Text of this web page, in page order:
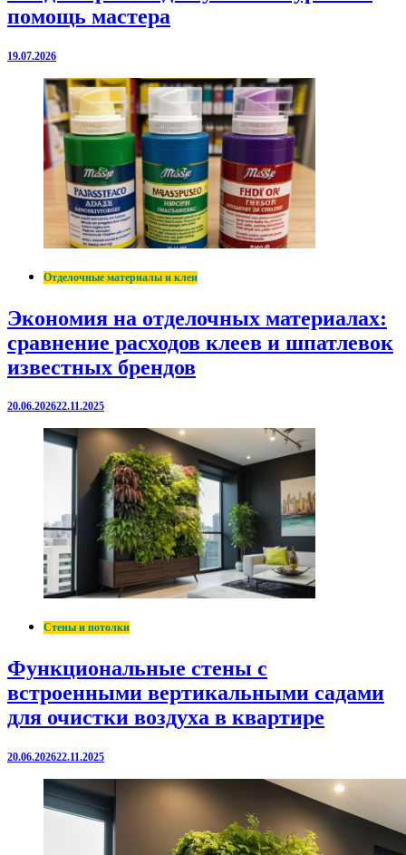
помощь мастера
19.07.2026
Отделочные материалы и клеи
Экономия на отделочных материалах:
сравнение расходов клеев и шпатлевок
известных брендов
20.06.202622.11.2025
Стены и потолки
Функциональные стены с
встроенными вертикальными садами
для очистки воздуха в квартире
20.06.202622.11.2025